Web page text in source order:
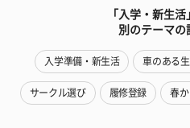
「入学・新生
別のテーマの
入学準備・新生活 車のある
サークル選び 履修登録 春か